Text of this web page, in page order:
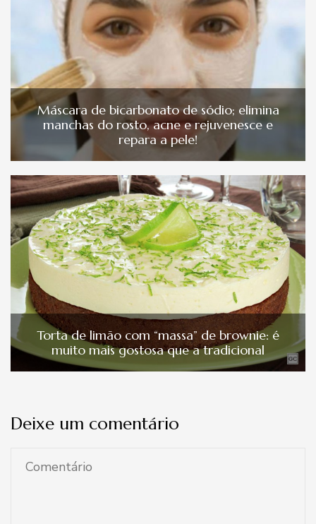
Máscara de bicarbonato de sódio; elimina
manchas do rosto, acne e rejuvenesce e
repara a pele!
Torta de limão com “massa” de brownie: é
muito mais gostosa que a tradicional
Deixe um comentário